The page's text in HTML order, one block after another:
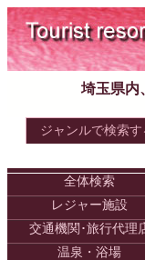
埼玉県内
ジャンルで検索す
全体検索
レジャー施設
交通機関･旅行代理
温泉・浴場